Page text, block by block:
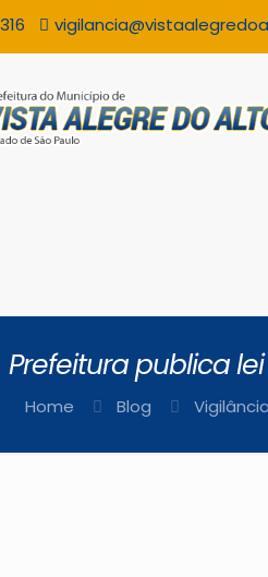
Prefeitura publica
Home Blog